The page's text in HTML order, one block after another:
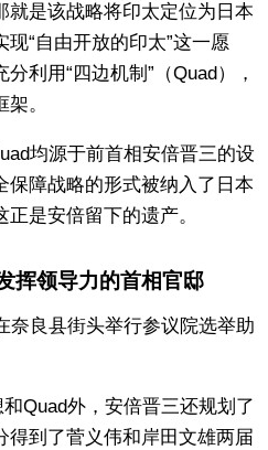
SNS
就是该战略将印太定位为日本
“自由开放的印太”这一愿
利用“四边机制”（Quad），
。
均源于前首相安倍晋三的设
保障战略的形式被纳入了日本
是安倍留下的遗产。
挥领导力的首相官邸
奈良县街头举行参议院选举助
Quad外，安倍晋三还规划了
得到了菅义伟和岸田文雄两届